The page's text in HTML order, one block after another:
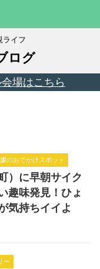
ライフ
ログ
場はこちら
のおでかけスポット
）に早朝サイク
趣味発見！ひょ
気持ちイイよ
ー